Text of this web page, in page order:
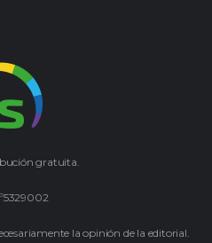
gratuita.
la opinión de la editorial.